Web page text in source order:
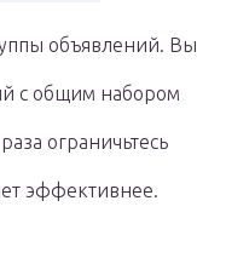
объявлений. Вы
с общим набором
ограничьтесь
эффективнее.